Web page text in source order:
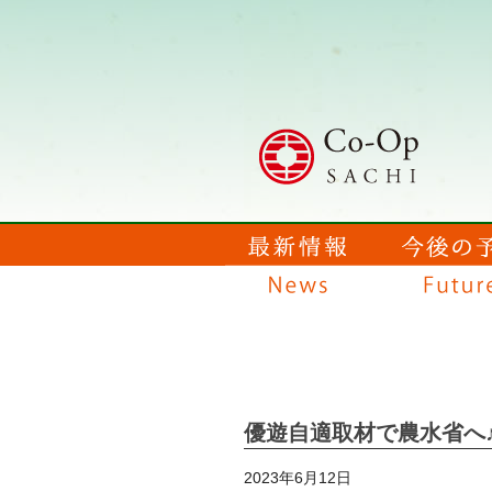
優遊自適取材で農水省へ
2023年6月12日